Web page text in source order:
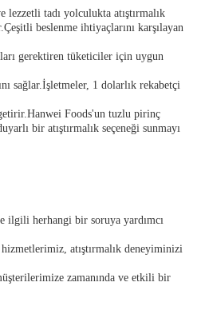
lezzetli tadı yolculukta atıştırmalık
beslenme ihtiyaçlarını karşılayan
gerektiren tüketiciler için uygun
sağlar.İşletmeler, 1 dolarlık rekabetçi
Foods'un tuzlu pirinç
bir atıştırmalık seçeneği sunmayı
ilgili herhangi bir soruya yardımcı
atıştırmalık deneyiminizi
zamanında ve etkili bir